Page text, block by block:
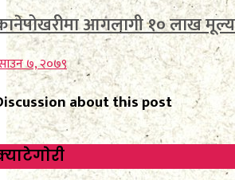
आगलागी १० लाख मूल्य
७, २०७९
about this post